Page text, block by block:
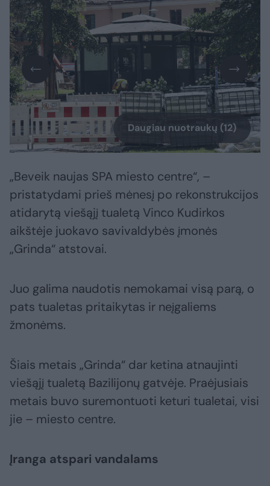
Daugiau nuotraukų (12)
„Beveik naujas SPA miesto centre“, –
pristatydami prieš mėnesį po rekonstrukcijos
atidarytą viešąjį tualetą Vinco Kudirkos
aikštėje juokavo savivaldybės įmonės
„Grinda“ atstovai.
Juo galima naudotis nemokamai visą parą, o
pats tualetas pritaikytas ir neįgaliems
žmonėms.
Šiais metais „Grinda“ dar ketina atnaujinti
viešąjį tualetą Bazilijonų gatvėje. Praėjusiais
metais buvo suremontuoti keturi tualetai, visi
jie – miesto centre.
Įranga atspari vandalams